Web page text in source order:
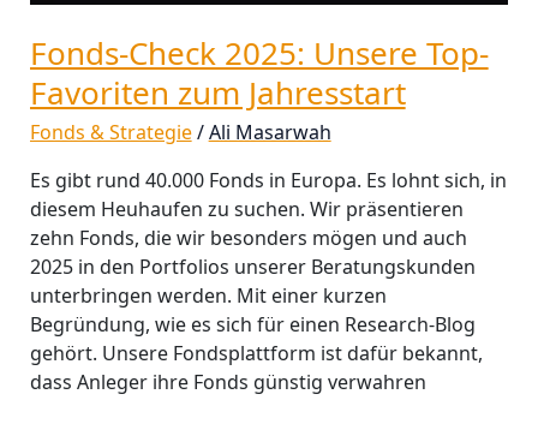
Fonds-Check 2025: Unsere Top-
Favoriten zum Jahresstart
Fonds & Strategie/Ali Masarwah
Es gibt rund 40.000 Fonds in Europa. Es lohnt sich, in
diesem Heuhaufen zu suchen. Wir präsentieren
zehn Fonds, die wir besonders mögen und auch
2025 in den Portfolios unserer Beratungskunden
unterbringen werden. Mit einer kurzen
Begründung, wie es sich für einen Research-Blog
gehört. Unsere Fondsplattform ist dafür bekannt,
dass Anleger ihre Fonds günstig verwahren